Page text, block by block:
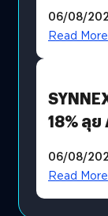
AGI
06/08/
Read More
18% ลุ
06/08/
Read More